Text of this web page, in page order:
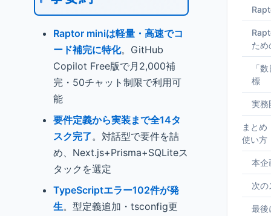
Raptor miniは軽量・高速でコ
ード補完に特化。GitHub
Copilot Free版で月2,000補
完・50チャット制限で利用可
能
要件定義から実装まで全14タ
スク完了。対話型で要件を詰
め、Next.js+Prisma+SQLiteス
タックを選定
TypeScriptエラー102件が発
生。型定義追加・tsconfig更
ため
「
標
実務
まとめ
使い方
本企
次の
最後